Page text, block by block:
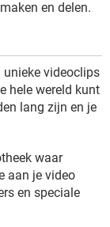
en delen.
videoclips
hele wereld kunt
lang zijn en je
waar
aan je video
en speciale